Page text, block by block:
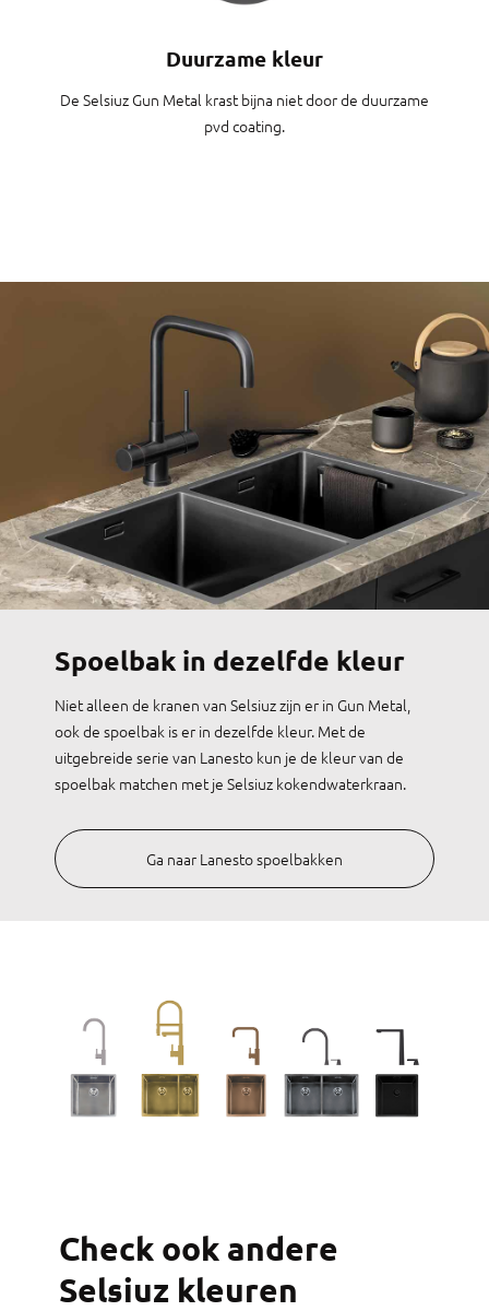
Duurzame kleur
De Selsiuz Gun Metal krast bijna niet door de duurzame
pvd coating.
Spoelbak in dezelfde kleur
Niet alleen de kranen van Selsiuz zijn er in Gun Metal,
ook de spoelbak is er in dezelfde kleur. Met de
uitgebreide serie van Lanesto kun je de kleur van de
spoelbak matchen met je Selsiuz kokendwaterkraan.
Ga naar Lanesto spoelbakken
Check ook andere
Selsiuz kleuren